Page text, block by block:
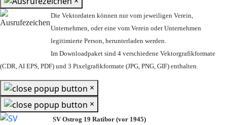
Die Vektordaten können nur vom jeweiligen Verein,
Unternehmen, oder eine vom Verein oder Unternehmen
legitimierte Person, herunterladen werden.
Im Downloadpaket sind 4 verschiedene Vektorgrafikformate
(CDR, AI EPS, PDF) und 3 Pixelgrafikformate (JPG, PNG, GIF) enthalten.
×
×
SV Ostrog 19 Ratibor (vor 1945)